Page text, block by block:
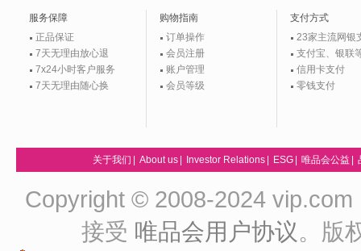
服务保障
正品保证
7天无理由放心退
7x24小时客户服务
7天无理由随心换
购物指南
订单操作
会员注册
账户管理
会员等级
支付方式
23家主流网银
支付宝、银联
信用卡支付
零钱支付
关于我们 About us Investor Relations ESG 唯品会公益
Copyright © 2008-2024
接受 唯品会用户协议。版